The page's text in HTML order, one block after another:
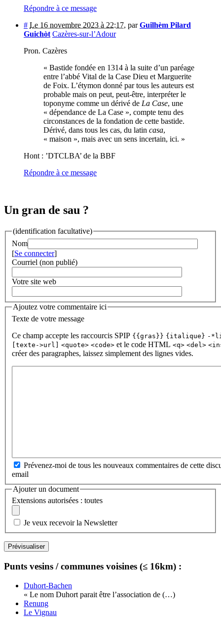
Répondre à ce message
# Le 16 novembre 2023 à 22:17, parGuilhèm Pilard
Guichòt Cazères-sur-l’Adour
Pron. Cazères
« Bastide fondée en 1314 à la suite d’un paréage
entre l’abbé Vital de la Case Dieu et Marguerite
de Foix. L’étymon donné par tous les auteurs est
probable mais on peut, peut-être, interpréter le
toponyme comme un dérivé de La Case, une
« dépendance de La Case », compte tenu des
circonstances de la fondation de cette bastide.
Dérivé, dans tous les cas, du latin casa,
« maison », mais avec un sens incertain, ici. »
Hont : ’DTCLBA’ de la BBF
Répondre à ce message
Un gran de sau ?
(identification facultative)
Nom
[Se connecter]
Courriel (non publié)
Votre site web
Ajoutez votre commentaire ici
Texte de votre message
Ce champ accepte les raccourcis SPIP {{gras}} {italique} -
[texte->url] <quote> <code> et le code HTML <q> <del>
créer des paragraphes, laissez simplement des lignes vides.
Prévenez-moi de tous les nouveaux commentaires de cette
email
Ajouter un document
Extensions autorisées : toutes
Je veux recevoir la Newsletter
Punts vesins / communes voisines (≤ 16km) :
Duhort-Bachen
« Le nom Duhort parait être l’association de (…)
Renung
Le Vignau